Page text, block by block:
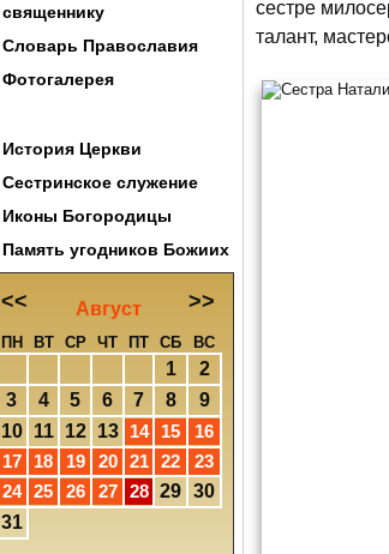
священнику
Словарь Православия
Фотогалерея
История Церкви
Сестринское служение
Иконы Богородицы
Память угодников Божиих
<< >>
Август
ПН ВТ СР ЧТ ПТ СБ ВС
1
2
3
4 5 6 7 8
9
10
11 12 13 14 15
16
17
18 19 20 21 22
23
24
25 26 27 28 29 30
31
сестре
талант,